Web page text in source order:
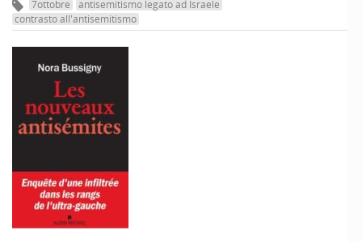
7ottobre
antisemitismo legato ad Israele
contrasto all'antisemitismo